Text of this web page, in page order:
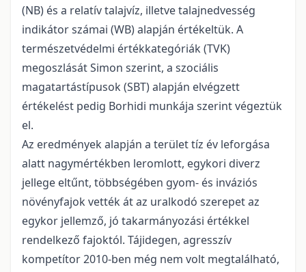
(NB) és a relatív talajvíz, illetve talajnedvesség
indikátor számai (WB) alapján értékeltük. A
természetvédelmi értékkategóriák (TVK)
megoszlását Simon szerint, a szociális
magatartástípusok (SBT) alapján elvégzett
értékelést pedig Borhidi munkája szerint végeztük
el.
Az eredmények alapján a terület tíz év leforgása
alatt nagymértékben leromlott, egykori diverz
jellege eltűnt, többségében gyom- és inváziós
növényfajok vették át az uralkodó szerepet az
egykor jellemző, jó takarmányozási értékkel
rendelkező fajoktól. Tájidegen, agresszív
kompetítor 2010-ben még nem volt megtalálható,